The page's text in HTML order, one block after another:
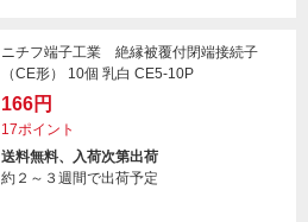
ニチフ端子工業 絶縁被覆付閉端接続子
（CE形） 10個 乳白 CE5-10P
166円
17ポイント
送料無料、入荷次第出荷
約２～３週間で出荷予定